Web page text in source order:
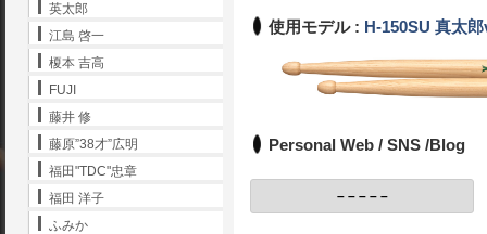
使用モデル : H-150SU 真太
Personal Web / SNS /Blog
– – – – –
英太郎
江島 啓一
榎本 吉高
FUJI
藤井 修
藤原”38才”広明
福田"TDC"忠章
福田 洋子
ふみか